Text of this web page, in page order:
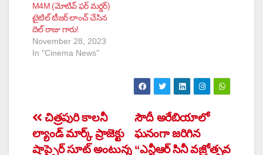
M4M (మోటివ్ ఫర్ మర్డర్)
టైటిల్ టీజర్ లాంచ్ చేసిన
దిల్ రాజు గారు!
November 28, 2023
In "Cinema News"
Post
navigation
సౌదీ అరేబియాలో
ఘనంగా జరిగిన
“ఎన్టీఆర్‌ సినీ వజ్రోత్సవ
చిత్రపురి కాలనీ
ల్యాండ్ మార్క్ ప్రాజెక్టు
షాప్పైర్ సూట్ అంటున్న